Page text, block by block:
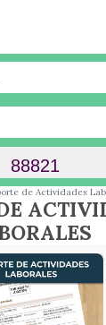
de Actividades